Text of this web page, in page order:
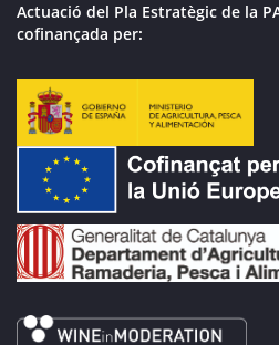
Actuació del Pla Estratègic de la
cofinançada per: